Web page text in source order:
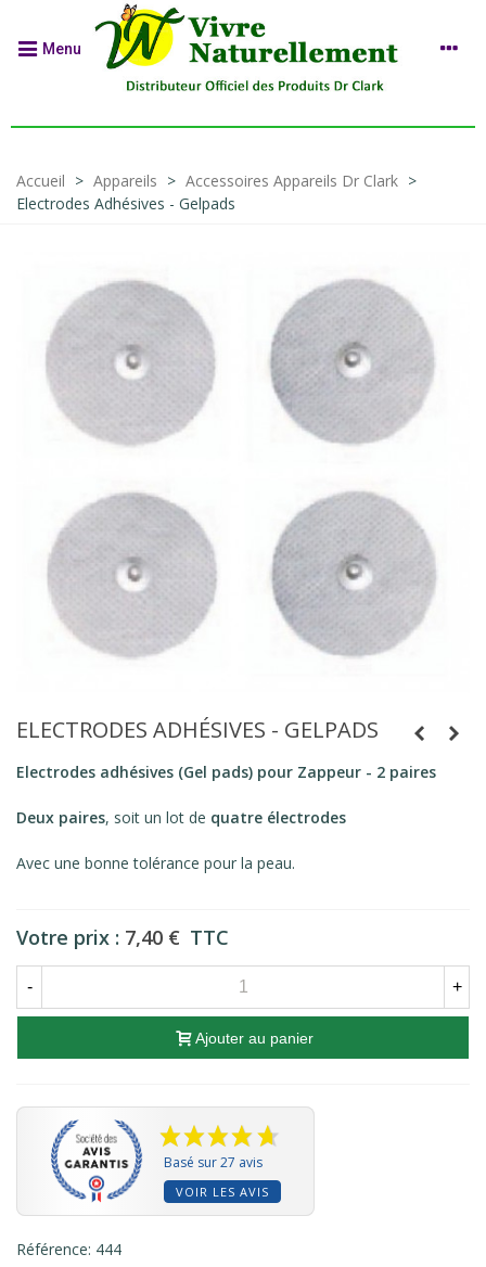
Menu
Accueil > Appareils > Accessoires Appareils Dr Clark >
Electrodes Adhésives - Gelpads
ELECTRODES ADHÉSIVES - GELPADS
Electrodes adhésives (Gel pads) pour Zappeur - 2 paires
Deux paires, soit un lot de quatre électrodes
Avec une bonne tolérance pour la peau.
Votre prix : 7,40 € TTC
- +
Ajouter au panier
Basé sur 27 avis
VOIR LES AVIS
Référence: 444